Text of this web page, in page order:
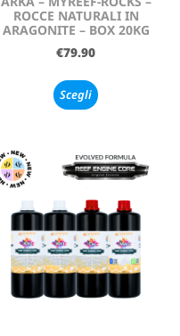
ROCCE NATURALI IN
ARAGONITE – BOX 20KG
€79.90
Scegli